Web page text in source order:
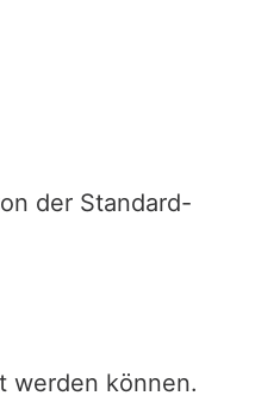
der Standard-
werden können.